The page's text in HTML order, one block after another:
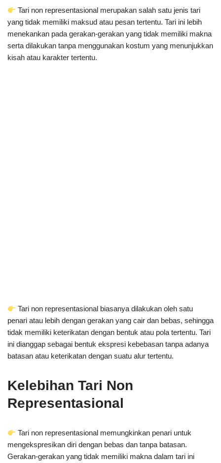
Tari non representasional merupakan salah satu jenis tari
yang tidak memiliki maksud atau pesan tertentu. Tari ini lebih
menekankan pada gerakan-gerakan yang tidak memiliki makna
serta dilakukan tanpa menggunakan kostum yang menunjukkan
kisah atau karakter tertentu.
Tari non representasional biasanya dilakukan oleh satu
penari atau lebih dengan gerakan yang cair dan bebas, sehingga
tidak memiliki keterikatan dengan bentuk atau pola tertentu. Tari
ini dianggap sebagai bentuk ekspresi kebebasan tanpa adanya
batasan atau keterikatan dengan suatu alur tertentu.
Kelebihan Tari Non
Representasional
Tari non representasional memungkinkan penari untuk
mengekspresikan diri dengan bebas dan tanpa batasan.
Gerakan-gerakan yang tidak memiliki makna dalam tari ini